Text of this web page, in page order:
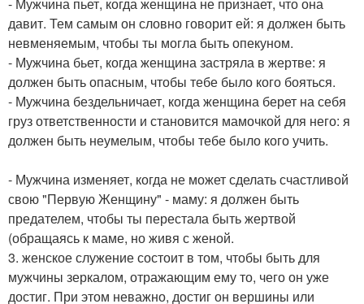
давит. Тем самым он словно говорит ей: я должен быть
невменяемым, чтобы ты могла быть опекуном.
- Мужчина бьет, когда женщина застряла в жертве: я
должен быть опасным, чтобы тебе было кого бояться.
- Мужчина бездельничает, когда женщина берет на себя
груз ответственности и становится мамочкой для него: я
должен быть неумелым, чтобы тебе было кого учить.
- Мужчина изменяет, когда не может сделать счастливой
свою "Первую Женщину" - маму: я должен быть
предателем, чтобы ты перестала быть жертвой
(обращаясь к маме, но живя с женой.
3. женское служение состоит в том, чтобы быть для
мужчины зеркалом, отражающим ему то, чего он уже
достиг. При этом неважно, достиг он вершины или